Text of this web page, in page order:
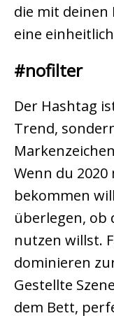
die mit
eine
#nofilter
Der Hashtag
Trend,
Wenn du
bekommen
überlegen, ob
nutzen willst.
dominieren
Gestellte
dem Bett,